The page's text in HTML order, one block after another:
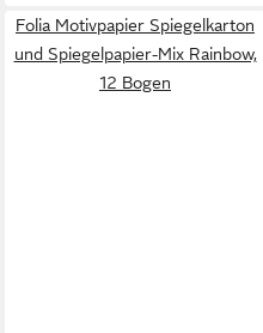
Folia Motivpapier Spiegelkarton
und Spiegelpapier-Mix Rainbow,
12 Bogen